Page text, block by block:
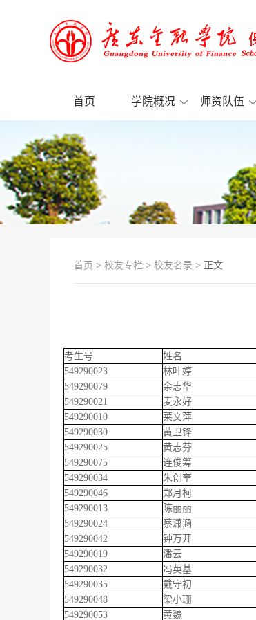
首页 学院概况 师资队伍
首页 > 校友专栏 > 校友名录 > 正文
考生号 姓名
549290023
林叶婷
549290079
余志华
549290021
麦永好
549290010
莱文萍
549290030
黄卫锋
549290025
黄志芬
549290075
连俊筹
549290034
朱创奎
549290046
郑月柯
549290013
陈丽丽
549290024
蔡潇涵
549290042
钟万开
549290019
潘云
549290032
冯英基
549290035
戴守初
549290048
梁小珊
549290053
黄魏